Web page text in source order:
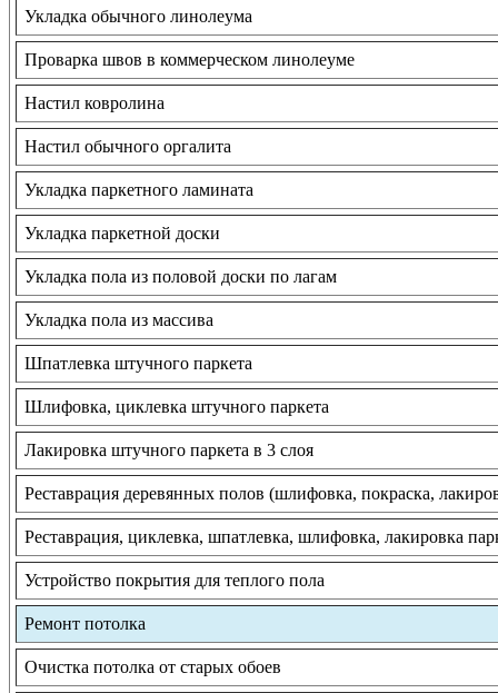
Укладка обычного линолеума
Проварка швов в коммерческом линолеуме
Настил ковролина
Настил обычного оргалита
Укладка паркетного ламината
Укладка паркетной доски
Укладка пола из половой доски по лагам
Укладка пола из массива
Шпатлевка штучного паркета
Шлифовка, циклевка штучного паркета
Лакировка штучного паркета в 3 слоя
Реставрация деревянных полов (шлифовка, покраска,
Реставрация, циклевка, шпатлевка, шлифовка, лакировка
Устройство покрытия для теплого пола
Ремонт потолка
Очистка потолка от старых обоев